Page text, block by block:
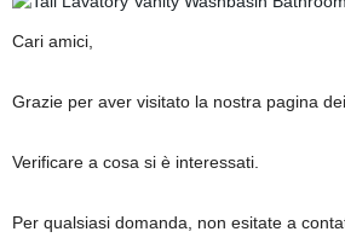
Cari amici,
Grazie per aver visitato la nostra pagina
Verificare a cosa si è interessati.
Per qualsiasi domanda, non esitate a